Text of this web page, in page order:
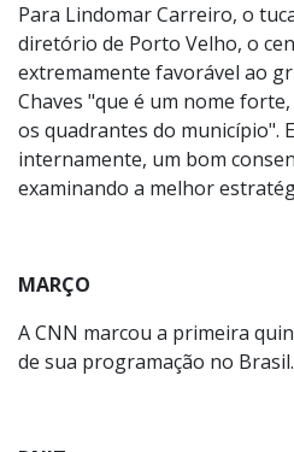
Para Lindomar Carreiro, o
diretório de Porto Velho, o
extremamente favorável ao
Chaves "que é um nome
os quadrantes do município".
internamente, um bom
examinando a melhor
MARÇO
A CNN marcou a primeira
de sua programação no Brasil.